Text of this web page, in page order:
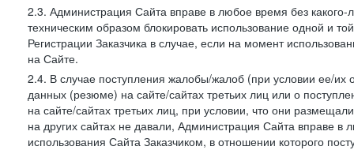
2.3. Администрация Сайта вправе в любое время без
техническим образом блокировать использование одной и
Регистрации Заказчика в случае, если на момент
на Сайте.
2.4. В случае поступления жалобы/жалоб (при условии ее/их
данных (резюме) на сайте/сайтах третьих лиц или о
на сайте/сайтах третьих лиц, при условии, что они
на других сайтах не давали, Администрация Сайта вправе в
использования Сайта Заказчиком, в отношении которого